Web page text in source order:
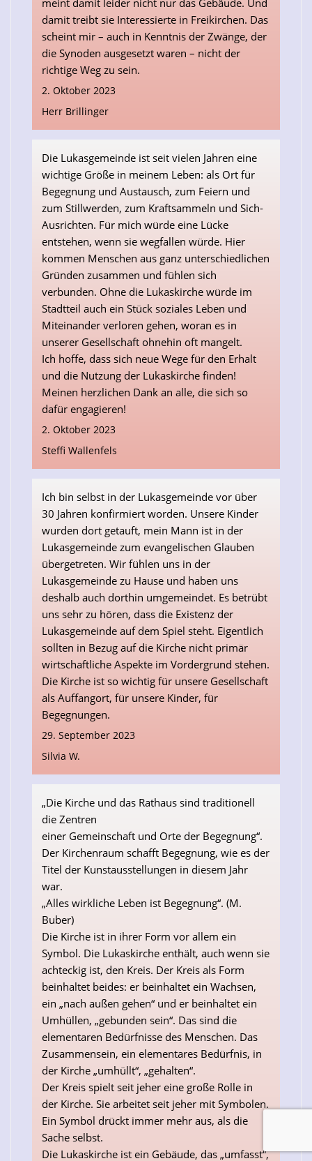
meint damit leider nicht nur das Gebäude. Und
damit treibt sie Interessierte in Freikirchen. Das
scheint mir – auch in Kenntnis der Zwänge, der
die Synoden ausgesetzt waren – nicht der
richtige Weg zu sein.
2. Oktober 2023
Herr Brillinger
Die Lukasgemeinde ist seit vielen Jahren eine
wichtige Größe in meinem Leben: als Ort für
Begegnung und Austausch, zum Feiern und
zum Stillwerden, zum Kraftsammeln und Sich-
Ausrichten. Für mich würde eine Lücke
entstehen, wenn sie wegfallen würde. Hier
kommen Menschen aus ganz unterschiedlichen
Gründen zusammen und fühlen sich
verbunden. Ohne die Lukaskirche würde im
Stadtteil auch ein Stück soziales Leben und
Miteinander verloren gehen, woran es in
unserer Gesellschaft ohnehin oft mangelt.
Ich hoffe, dass sich neue Wege für den Erhalt
und die Nutzung der Lukaskirche finden!
Meinen herzlichen Dank an alle, die sich so
dafür engagieren!
2. Oktober 2023
Steffi Wallenfels
Ich bin selbst in der Lukasgemeinde vor über
30 Jahren konfirmiert worden. Unsere Kinder
wurden dort getauft, mein Mann ist in der
Lukasgemeinde zum evangelischen Glauben
übergetreten. Wir fühlen uns in der
Lukasgemeinde zu Hause und haben uns
deshalb auch dorthin umgemeindet. Es betrübt
uns sehr zu hören, dass die Existenz der
Lukasgemeinde auf dem Spiel steht. Eigentlich
sollten in Bezug auf die Kirche nicht primär
wirtschaftliche Aspekte im Vordergrund stehen.
Die Kirche ist so wichtig für unsere Gesellschaft
als Auffangort, für unsere Kinder, für
Begegnungen.
29. September 2023
Silvia W.
„Die Kirche und das Rathaus sind traditionell
die Zentren
einer Gemeinschaft und Orte der Begegnung“.
Der Kirchenraum schafft Begegnung, wie es der
Titel der Kunstausstellungen in diesem Jahr
war.
„Alles wirkliche Leben ist Begegnung“. (M.
Buber)
Die Kirche ist in ihrer Form vor allem ein
Symbol. Die Lukaskirche enthält, auch wenn sie
achteckig ist, den Kreis. Der Kreis als Form
beinhaltet beides: er beinhaltet ein Wachsen,
ein „nach außen gehen“ und er beinhaltet ein
Umhüllen, „gebunden sein“. Das sind die
elementaren Bedürfnisse des Menschen. Das
Zusammensein, ein elementares Bedürfnis, in
der Kirche „umhüllt“, „gehalten“.
Der Kreis spielt seit jeher eine große Rolle in
der Kirche. Sie arbeitet seit jeher mit Symbolen.
Ein Symbol drückt immer mehr aus, als die
Sache selbst.
Die Lukaskirche ist ein Gebäude, das „umfasst“,